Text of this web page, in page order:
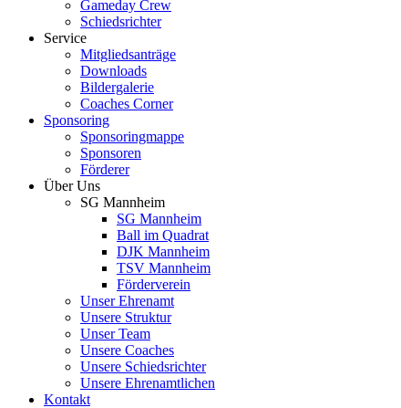
Gameday Crew
Schiedsrichter
Service
Mitgliedsanträge
Downloads
Bildergalerie
Coaches Corner
Sponsoring
Sponsoringmappe
Sponsoren
Förderer
Über Uns
SG Mannheim
SG Mannheim
Ball im Quadrat
DJK Mannheim
TSV Mannheim
Förderverein
Unser Ehrenamt
Unsere Struktur
Unser Team
Unsere Coaches
Unsere Schiedsrichter
Unsere Ehrenamtlichen
Kontakt